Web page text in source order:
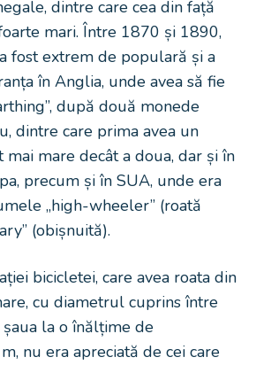
dintre care cea din față
mari. Între 1870 și 1890,
fost extrem de populară și a
în Anglia, unde avea să fie
după două monede
dintre care prima avea un
mare decât a doua, dar și în
precum și în SUA, unde era
„high-wheeler” (roată
(obișnuită).
bicicletei, care avea roata din
cu diametrul cuprins între
la o înălțime de
nu era apreciată de cei care